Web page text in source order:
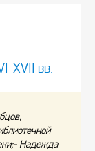
XVII вв.
Надежда